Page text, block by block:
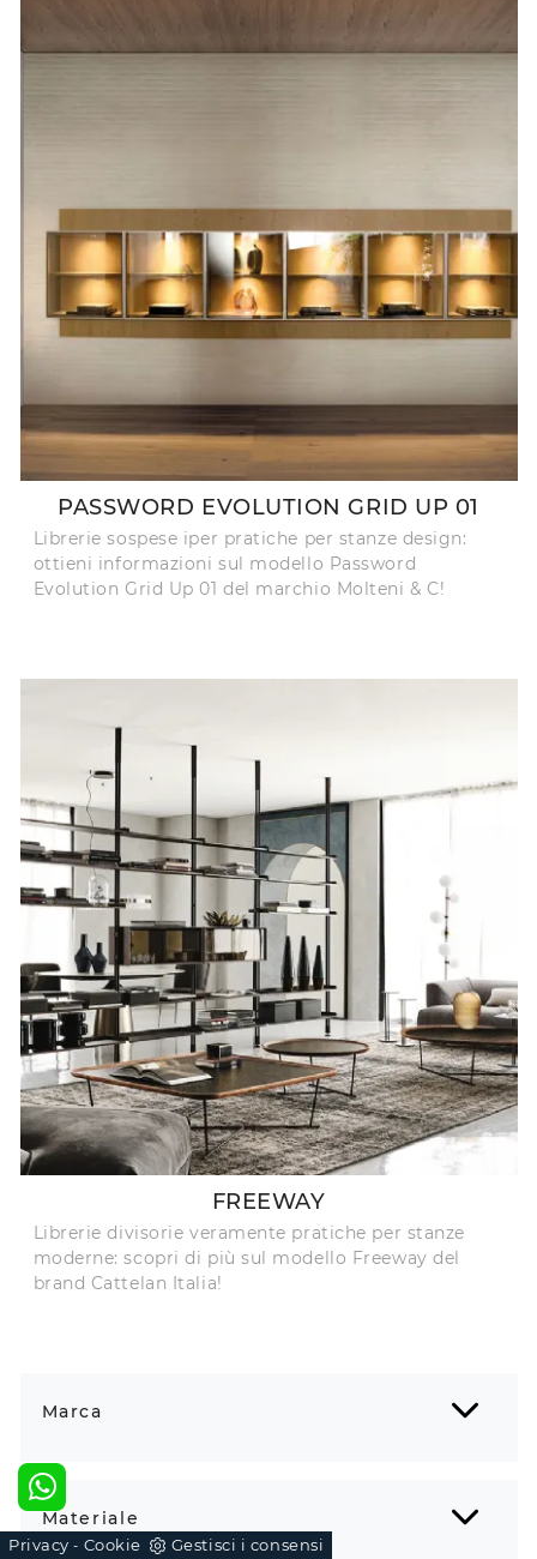
Marca
Materiale
PASSWORD EVOLUTION GRID UP 01
Librerie sospese iper pratiche per stanze design:
ottieni informazioni sul modello Password
Evolution Grid Up 01 del marchio Molteni & C!
FREEWAY
Librerie divisorie veramente pratiche per stanze
moderne: scopri di più sul modello Freeway del
brand Cattelan Italia!
Privacy - Cookie Gestisci i consensi